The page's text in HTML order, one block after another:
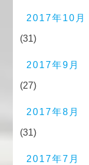
2017年10月
(31)
2017年9月
(27)
2017年8月
(31)
2017年7月